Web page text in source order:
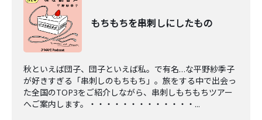
もちもちを串刺しにしたもの
秋といえば団子、団子といえば私。で有名…な平野紗季子
が好きすぎる「串刺しのもちもち」。旅をする中で出会っ
た全国のTOP3をご紹介しながら、串刺しもちもちツアー
へご案内します。・・・・・・・・・・・・・...